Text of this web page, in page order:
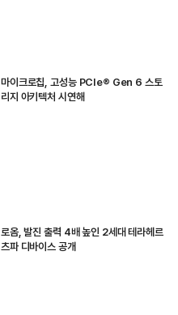
마이크로칩, 고성능 PCIe® Gen 6 스토
리지 아키텍처 시연해
로옴, 발진 출력 4배 높인 2세대 테라헤르
츠파 디바이스 공개